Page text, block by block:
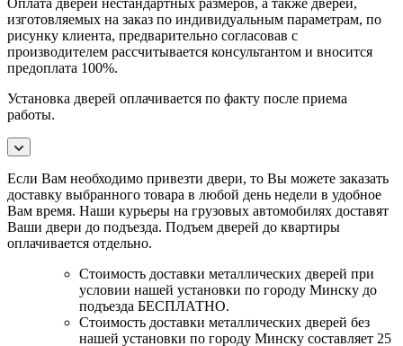
изготовляемых на заказ по индивидуальным параметрам, по
рисунку клиента, предварительно согласовав с
производителем рассчитывается консультантом и вносится
предоплата 100%.
Установка дверей оплачивается по факту после приема
работы.
Если Вам необходимо привезти двери, то Вы можете заказать
доставку выбранного товара в любой день недели в удобное
Вам время. Наши курьеры на грузовых автомобилях доставят
Ваши двери до подъезда. Подъем дверей до квартиры
оплачивается отдельно.
Стоимость доставки металлических дверей при
условии нашей установки по городу Минску до
подъезда БЕСПЛАТНО.
Стоимость доставки металлических дверей без
нашей установки по городу Минску составляет 25